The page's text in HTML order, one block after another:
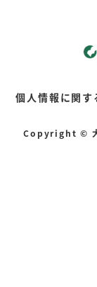
個人情報に関す
Copyright ©